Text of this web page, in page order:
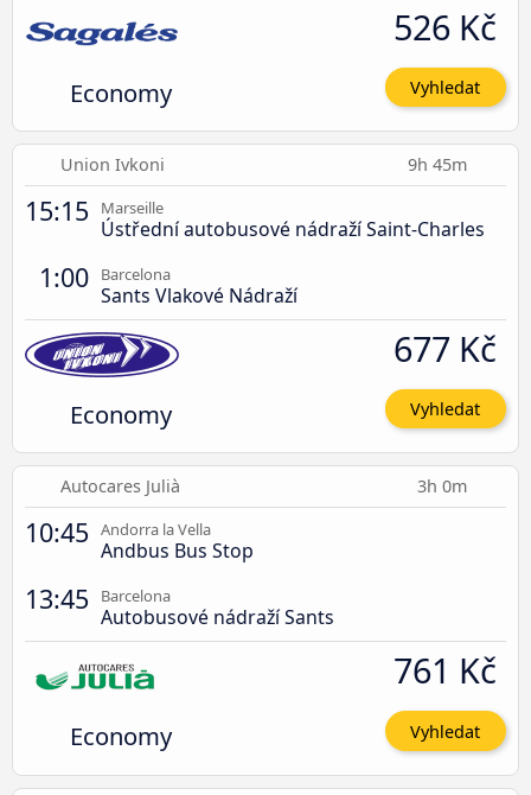
Economy
526 Kč
Vyhledat
Union Ivkoni 9h 45m
15:15 Marseille
Ústřední autobusové nádraží Saint-Charles
1:00 Barcelona
Sants Vlakové Nádraží
Economy
677 Kč
Vyhledat
Autocares Julià 3h 0m
10:45 Andorra la Vella
Andbus Bus Stop
13:45 Barcelona
Autobusové nádraží Sants
Economy
761 Kč
Vyhledat